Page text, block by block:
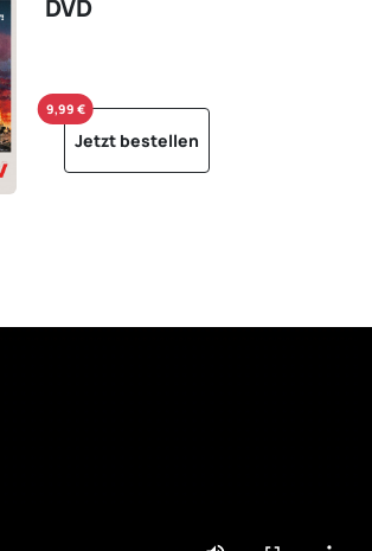
DVD
Jetzt bestellen
9,99 €